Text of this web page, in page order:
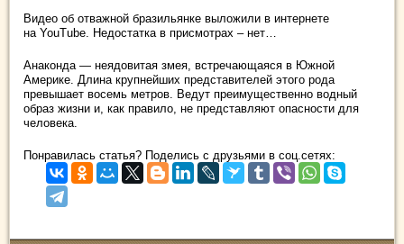
Видео об отважной бразильянке выложили в интернете
на YouTube. Недостатка в присмотрах – нет…
Анаконда — неядовитая змея, встречающаяся в Южной
Америке. Длина крупнейших представителей этого рода
превышает восемь метров. Ведут преимущественно водный
образ жизни и, как правило, не представляют опасности для
человека.
Понравилась статья? Поделись с друзьями в соц.сетях: